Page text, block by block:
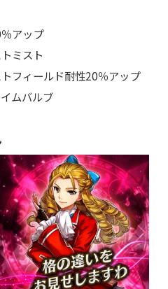
アップ
ミスト
フィールド耐性20％アップ
ムバルブ